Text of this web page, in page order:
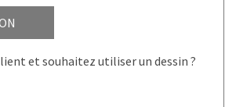
et souhaitez utiliser un dessin ?